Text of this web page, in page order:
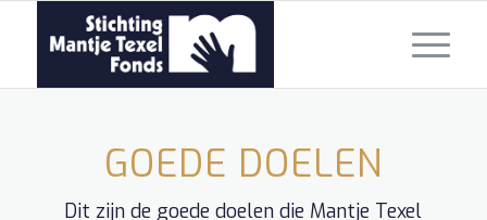
GOEDE DOELEN
Dit zijn de goede doelen die Mantje Texel